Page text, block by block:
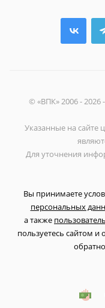
© «ВПК» 2006 -
Указанные на сайте
Для уточнения
Вы принимаете
персональных
а также
пользуетесь сайтом